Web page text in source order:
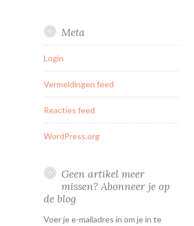
Meta
Login
Vermeldingen feed
Reacties feed
WordPress.org
Geen artikel meer
missen? Abonneer je op
de blog
Voer je e-mailadres in om je in te